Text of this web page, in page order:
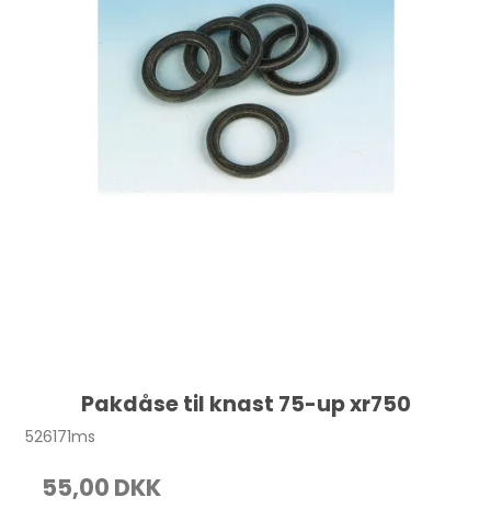
Pakdåse til knast 75-up xr750
526171ms
55,00 DKK